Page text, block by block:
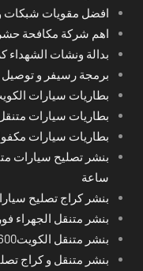
افضل مقويات شبكات
اهم شركة مكافحة
بدالة ونشات
برمجة رسيفر و توصيل ريموت 24 ساعة في
بطاريات سيارات
بطاريات سيارات
بطاريات سيارات
ساعة
بنشر كراج تصليح
بنشر متنقل الجهراء
بنشر متنقل الكويت55336600
بنشر متنقل و كراج